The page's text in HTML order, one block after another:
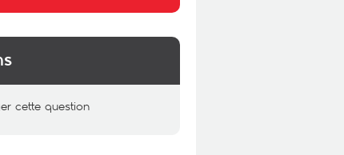
cette question